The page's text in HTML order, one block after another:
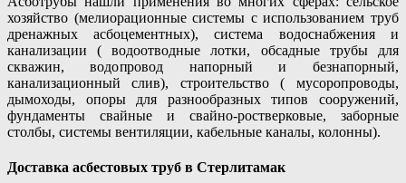
хозяйство (мелиорационные системы с использованием труб
дренажных асбоцементных), система водоснабжения и
канализации ( водоотводные лотки, обсадные трубы для
скважин, водопровод напорный и безнапорный,
канализационный слив), строительство ( мусоропроводы,
дымоходы, опоры для разнообразных типов сооружений,
фундаменты свайные и свайно-ростверковые, заборные
столбы, системы вентиляции, кабельные каналы, колонны).
Доставка асбестовых труб в Стерлитамак